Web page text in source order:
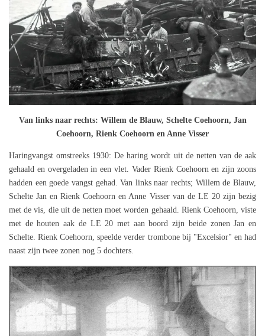
Van links naar rechts: Willem de Blauw, Schelte Coehoorn, Jan
Coehoorn, Rienk Coehoorn en Anne Visser
Haringvangst omstreeks 1930: De haring wordt uit de netten van de aak
gehaald en overgeladen in een vlet. Vader Rienk Coehoorn en zijn zoons
hadden een goede vangst gehad. Van links naar rechts; Willem de Blauw,
Schelte Jan en Rienk Coehoorn en Anne Visser van de LE 20 zijn bezig
met de vis, die uit de netten moet worden gehaald. Rienk Coehoorn, viste
met de houten aak de LE 20 met aan boord zijn beide zonen Jan en
Schelte. Rienk Coehoorn, speelde verder trombone bij "Excelsior" en had
naast zijn twee zonen nog 5 dochters.